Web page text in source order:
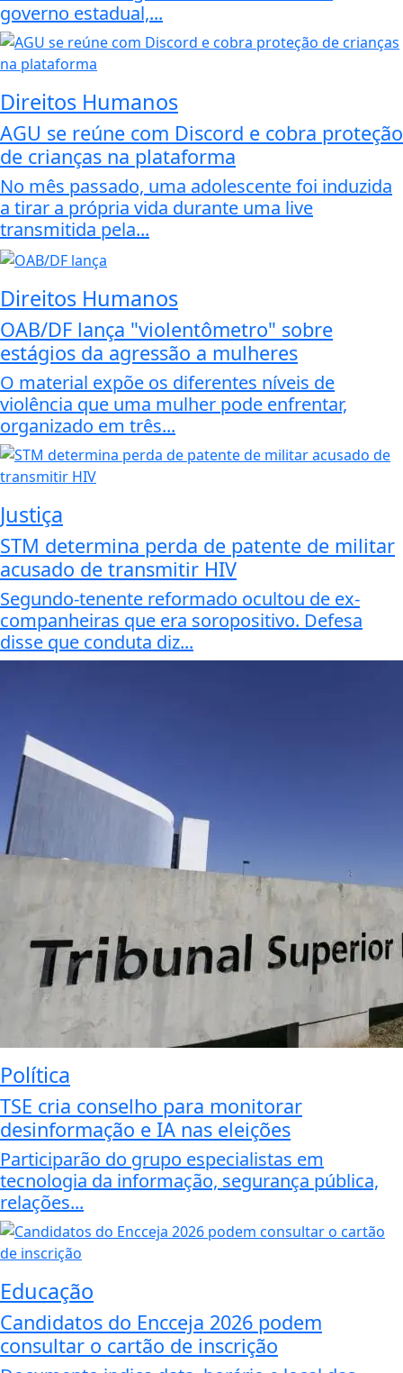
governo estadual,...
Direitos Humanos
AGU se reúne com Discord e cobra proteção
de crianças na plataforma
No mês passado, uma adolescente foi induzida
a tirar a própria vida durante uma live
transmitida pela...
Direitos Humanos
OAB/DF lança "violentômetro" sobre
estágios da agressão a mulheres
O material expõe os diferentes níveis de
violência que uma mulher pode enfrentar,
organizado em três...
Justiça
STM determina perda de patente de militar
acusado de transmitir HIV
Segundo-tenente reformado ocultou de ex-
companheiras que era soropositivo. Defesa
disse que conduta diz...
Política
TSE cria conselho para monitorar
desinformação e IA nas eleições
Participarão do grupo especialistas em
tecnologia da informação, segurança pública,
relações...
Educação
Candidatos do Encceja 2026 podem
consultar o cartão de inscrição